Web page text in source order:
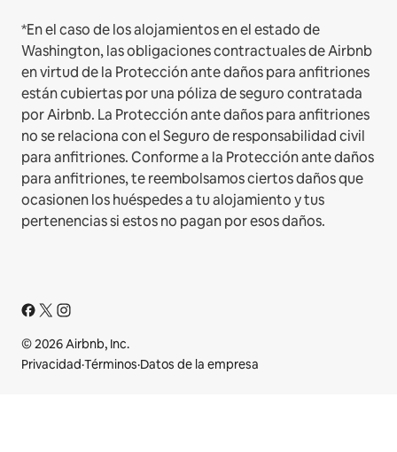
*En el caso de los alojamientos en el estado de
Washington, las obligaciones contractuales de Airbnb
en virtud de la Protección ante daños para anfitriones
están cubiertas por una póliza de seguro contratada
por Airbnb. La Protección ante daños para anfitriones
no se relaciona con el Seguro de responsabilidad civil
para anfitriones. Conforme a la Protección ante daños
para anfitriones, te reembolsamos ciertos daños que
ocasionen los huéspedes a tu alojamiento y tus
pertenencias si estos no pagan por esos daños.
© 2026 Airbnb, Inc.
Privacidad·Términos·Datos de la empresa